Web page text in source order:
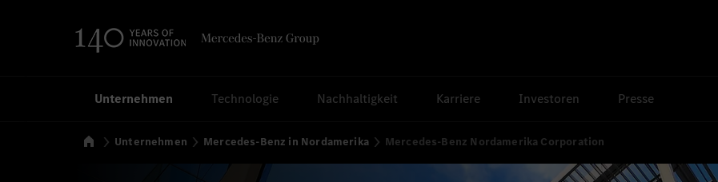
Unternehmen Technologie Nachhaltigkeit Karriere Investoren Presse
Startseite
Unternehmen Mercedes-Benz in Nordamerika Mercedes-Benz Nordamerika Corporation